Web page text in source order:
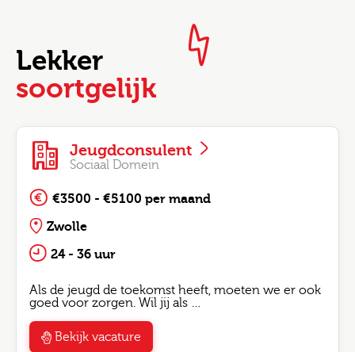
Lekker
soortgelijk
Jeugdconsulent
Sociaal Domein
€3500 - €5100 per maand
Zwolle
24 - 36 uur
Als de jeugd de toekomst heeft, moeten we er ook
goed voor zorgen. Wil jij als …
Bekijk vacature